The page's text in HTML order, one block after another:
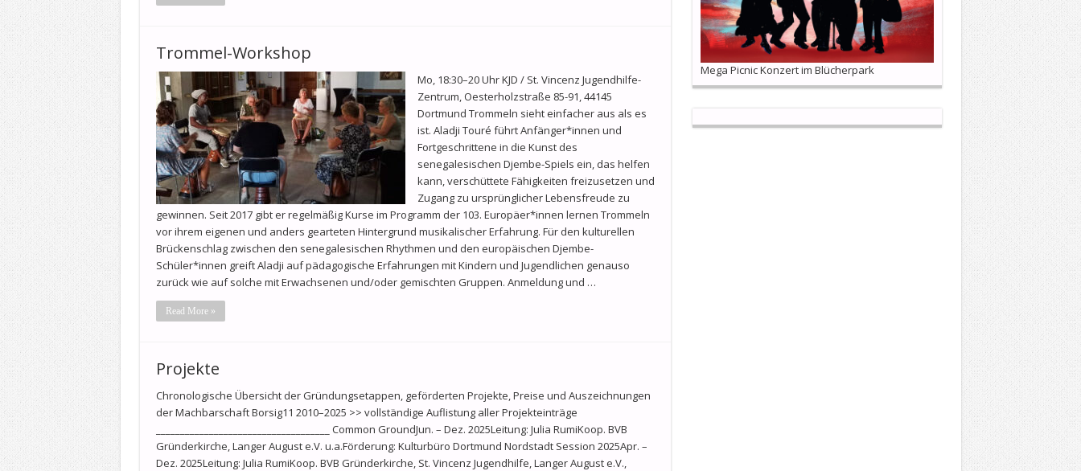
Trommel-Workshop
Mo, 18:30–20 Uhr KJD / St. Vincenz Jugendhilfe-
Zentrum, Oesterholzstraße 85-91, 44145
Dortmund Trommeln sieht einfacher aus als es
ist. Aladji Touré führt Anfänger*innen und
Fortgeschrittene in die Kunst des
senegalesischen Djembe-Spiels ein, das helfen
kann, verschüttete Fähigkeiten freizusetzen und
Zugang zu ursprünglicher Lebensfreude zu
gewinnen. Seit 2017 gibt er regelmäßig Kurse im Programm der 103. Europäer*innen lernen Trommeln
vor ihrem eigenen und anders gearteten Hintergrund musikalischer Erfahrung. Für den kulturellen
Brückenschlag zwischen den senegalesischen Rhythmen und den europäischen Djembe-
Schüler*innen greift Aladji auf pädagogische Erfahrungen mit Kindern und Jugendlichen genauso
zurück wie auf solche mit Erwachsenen und/oder gemischten Gruppen. Anmeldung und …
Read More »
Projekte
Chronologische Übersicht der Gründungsetappen, geförderten Projekte, Preise und Auszeichnungen
der Machbarschaft Borsig11 2010–2025 >> vollständige Auflistung aller Projekteinträge
____________________________________ Common GroundJun. – Dez. 2025Leitung: Julia RumiKoop. BVB
Gründerkirche, Langer August e.V. u.a.Förderung: Kulturbüro Dortmund Nordstadt Session 2025Apr. –
Dez. 2025Leitung: Julia RumiKoop. BVB Gründerkirche, St. Vincenz Jugendhilfe, Langer August e.V.,
Mega Picnic Konzert im Blücherpark